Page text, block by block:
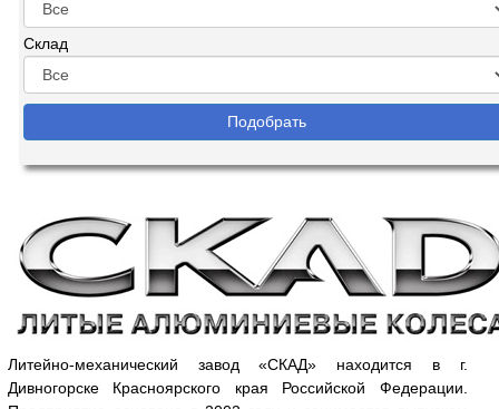
Склад
Литейно-механический завод «СКАД» находится в г.
Дивногорске Красноярского края Российской Федерации.